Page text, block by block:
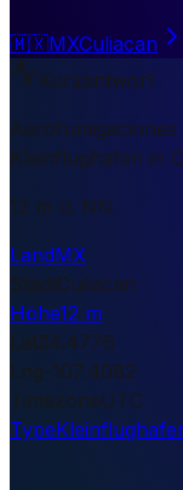
🇲🇽MXCuliacan
Kurzantwort
Kleinflughafen in
12 m ü. NN.
LandMX
StadtCuliacan
Höhe12 m
Lat24.4776
Lng-107.4082
TimezoneUTC
Type